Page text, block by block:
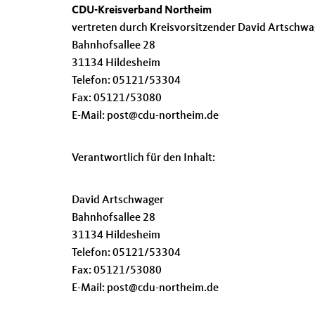
CDU-Kreisverband Northeim
vertreten durch Kreisvorsitzender David
Bahnhofsallee 28
31134 Hildesheim
Telefon: 05121/53304
Fax: 05121/53080
E-Mail: post@cdu-northeim.de
Verantwortlich für den Inhalt:
David Artschwager
Bahnhofsallee 28
31134 Hildesheim
Telefon: 05121/53304
Fax: 05121/53080
E-Mail: post@cdu-northeim.de